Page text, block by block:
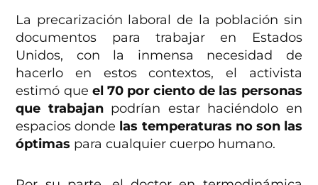
La precarización laboral de la población sin
documentos para trabajar en Estados
Unidos, con la inmensa necesidad de
hacerlo en estos contextos, el activista
estimó que el 70 por ciento de las personas
que trabajan podrían estar haciéndolo en
espacios donde las temperaturas no son las
óptimas para cualquier cuerpo humano.